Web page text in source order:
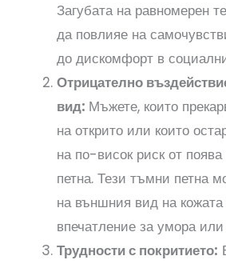
Загубата на равномерен
да повлияе на
до дискомфорт в
Отрицателно
вид: Мъжете, които
на открито или които
на по-висок риск от поява
петна. Тези тъмни петна
на външния вид на
впечатление за умора или
Трудности с покритието: